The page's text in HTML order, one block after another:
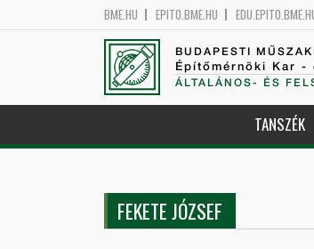
BME.HU EPITO.BME.HU
BUDAPESTI
Építőmérnöki Kar -
ÁLTALÁNOS- ÉS
TANSZÉK
FEKETE JÓZSEF